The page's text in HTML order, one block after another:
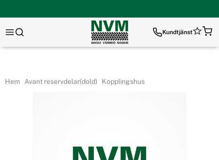
Kundtjänst
Hem Avant reservdelar(dold) Kopplingshus